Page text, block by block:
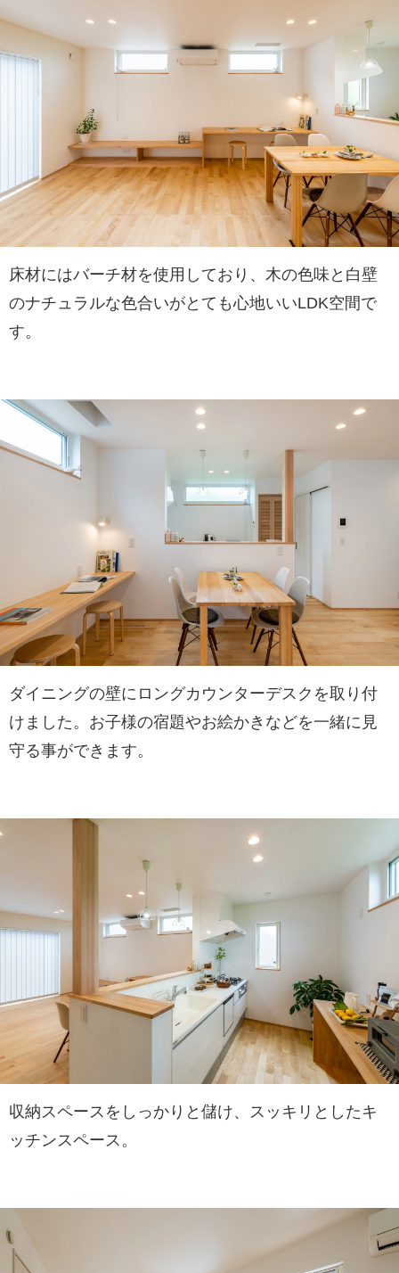
床材にはバーチ材を使用しており、木の色味と白壁
のナチュラルな色合いがとても心地いいLDK空間で
す。
ダイニングの壁にロングカウンターデスクを取り付
けました。お子様の宿題やお絵かきなどを一緒に見
守る事ができます。
収納スペースをしっかりと儲け、スッキリとしたキ
ッチンスペース。